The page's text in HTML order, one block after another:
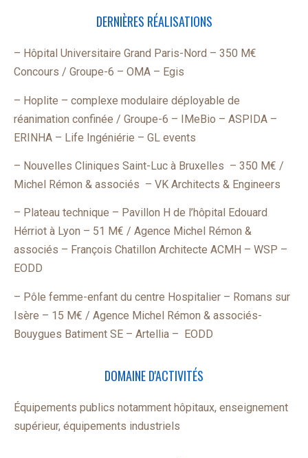
DERNIÈRES RÉALISATIONS
– Hôpital Universitaire Grand Paris-Nord – 350 M€
Concours / Groupe-6 – OMA – Egis
– Hoplite – complexe modulaire déployable de
réanimation confinée / Groupe-6 – IMeBio – ASPIDA –
ERINHA – Life Ingéniérie – GL events
– Nouvelles Cliniques Saint-Luc à Bruxelles – 350 M€ /
Michel Rémon & associés – VK Architects & Engineers
– Plateau technique – Pavillon H de l’hôpital Edouard
Hérriot à Lyon – 51 M€ / Agence Michel Rémon &
associés – François Chatillon Architecte ACMH – WSP –
EODD
– Pôle femme-enfant du centre Hospitalier – Romans sur
Isère – 15 M€ / Agence Michel Rémon & associés-
Bouygues Batiment SE – Artellia – EODD
DOMAINE D'ACTIVITÉS
Équipements publics notamment hôpitaux, enseignement
supérieur, équipements industriels